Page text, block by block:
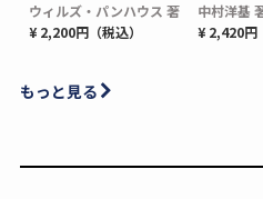
ウィルズ・パンハウス 著
¥ 2,200円（税込）
中村洋基
¥ 2,420円
もっと見る